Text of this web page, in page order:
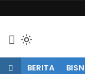
BERITA